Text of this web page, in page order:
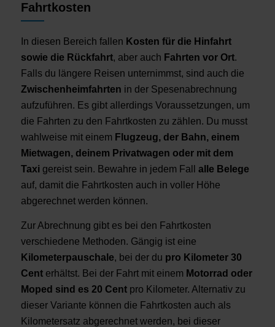
Fahrtkosten
In diesen Bereich fallen Kosten für die Hinfahrt
sowie die Rückfahrt, aber auch Fahrten vor Ort.
Falls du längere Reisen unternimmst, sind auch die
Zwischenheimfahrten in der Spesenabrechnung
aufzuführen. Es gibt allerdings Voraussetzungen, um
die Fahrten zu den Fahrtkosten zu zählen. Du musst
wahlweise mit einem Flugzeug, der Bahn, einem
Mietwagen, deinem Privatwagen oder mit dem
Taxi gereist sein. Bewahre in jedem Fall alle Belege
auf, damit die Fahrtkosten auch in voller Höhe
abgerechnet werden können.
Zur Abrechnung gibt es bei den Fahrtkosten
verschiedene Methoden. Gängig ist eine
Kilometerpauschale, bei der du pro Kilometer 30
Centerhältst. Bei der Fahrt mit einem Motorrad oder
Moped sind es 20 Centpro Kilometer. Alternativ zu
dieser Variante können die Fahrtkosten auch als
Kilometersatz abgerechnet werden, bei dieser